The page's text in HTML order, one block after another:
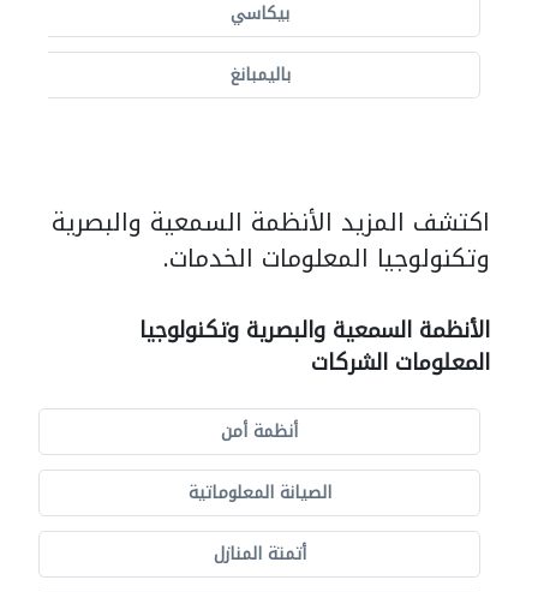
بيكاسي
باليمبانغ
اكتشف المزيد الأنظمة السمعية والبصرية
وتكنولوجيا المعلومات الخدمات.
الأنظمة السمعية والبصرية وتكنولوجيا
المعلومات الشركات
أنظمة أمن
الصيانة المعلوماتية
أتمتة المنازل